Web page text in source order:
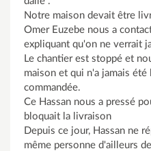
Notre maison devait être
Omer Euzebe nous a
expliquant qu'on ne verrait
Le chantier est stoppé et
maison et qui n'a jamais
commandée.
Ce Hassan nous a pressé
bloquait la livraison
Depuis ce jour, Hassan ne
même personne d'ailleurs